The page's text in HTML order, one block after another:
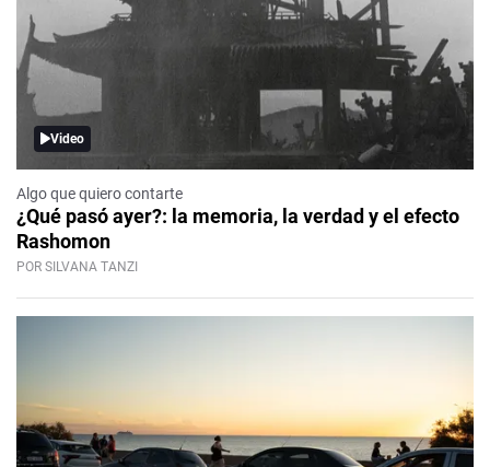
Video
Algo que quiero contarte
¿Qué pasó ayer?: la memoria, la verdad y el efecto
Rashomon
POR SILVANA TANZI